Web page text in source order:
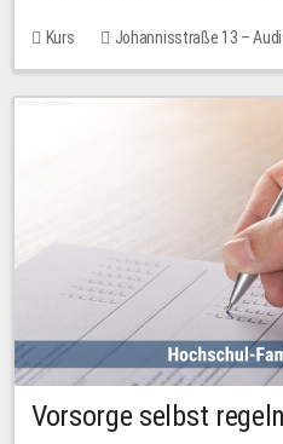
Kurs
Johannisstraße 13 –
11 Plätze
Vorsorge selbst